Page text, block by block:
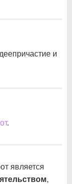
и
.
является
,